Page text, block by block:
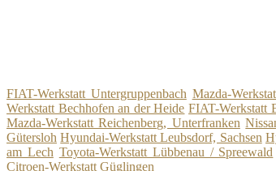
FIAT-Werkstatt Untergruppenbach Mazda-
Werkstatt Bechhofen an der Heide FIAT-Werkstatt
Mazda-Werkstatt Reichenberg, Unterfranken
Gütersloh Hyundai-Werkstatt Leubsdorf, Sachsen
am Lech Toyota-Werkstatt Lübbenau / Spreewald
Citroen-Werkstatt Güglingen